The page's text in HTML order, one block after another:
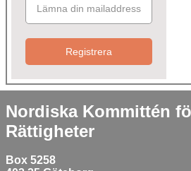
Registrera
Nordiska Kommittén
Rättigheter
Box 5258